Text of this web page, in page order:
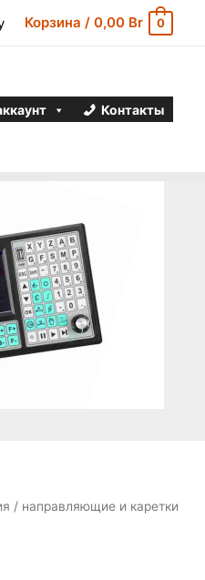
Корзина / 0,00 Br 0
Контакты
/ направляющие и каретки